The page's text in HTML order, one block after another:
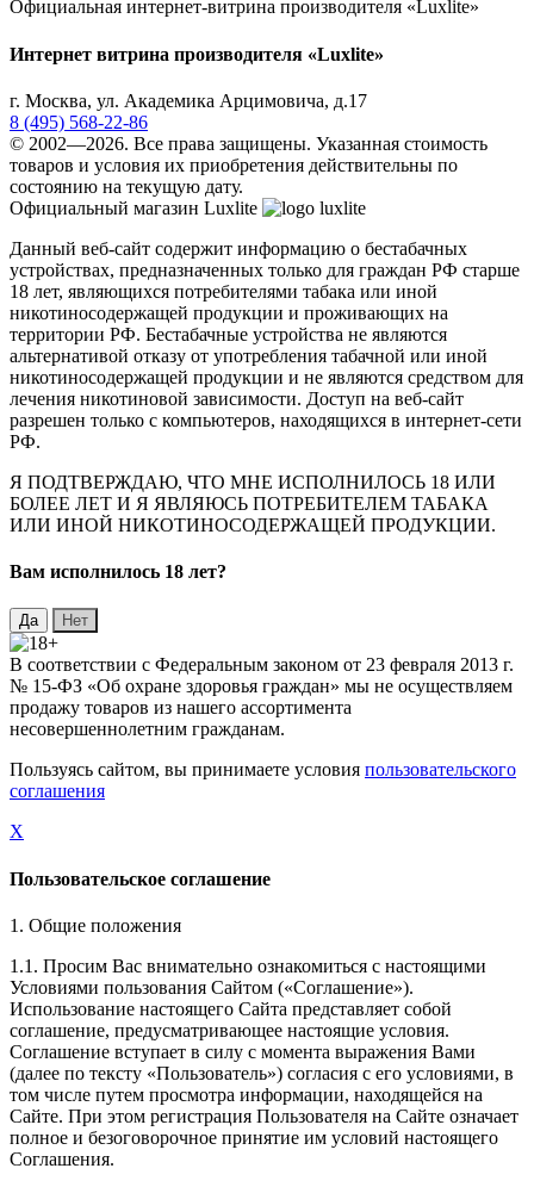
Официальная интернет-витрина производителя «Luxlite»
Интернет витрина производителя «Luxlite»
г. Москва, ул. Академика Арцимовича, д.17
8 (495) 568-22-86
© 2002—2026. Все права защищены. Указанная стоимость
товаров и условия их приобретения действительны по
состоянию на текущую дату.
Официальный магазин Luxlite
Данный веб-сайт содержит информацию о бестабачных
устройствах, предназначенных только для граждан РФ старше
18 лет, являющихся потребителями табака или иной
никотиносодержащей продукции и проживающих на
территории РФ. Бестабачные устройства не являются
альтернативой отказу от употребления табачной или иной
никотиносодержащей продукции и не являются средством для
лечения никотиновой зависимости. Доступ на веб-сайт
разрешен только с компьютеров, находящихся в интернет-сети
РФ.
Я ПОДТВЕРЖДАЮ, ЧТО МНЕ ИСПОЛНИЛОСЬ 18 ИЛИ
БОЛЕЕ ЛЕТ И Я ЯВЛЯЮСЬ ПОТРЕБИТЕЛЕМ ТАБАКА
ИЛИ ИНОЙ НИКОТИНОСОДЕРЖАЩЕЙ ПРОДУКЦИИ.
Вaм исполнилось 18 лет?
В соответствии с Федеральным законом от 23 февраля 2013 г.
№ 15-ФЗ «Об охране здоровья граждан» мы не осуществляем
продажу товаров из нашего ассортимента
несовершеннолетним гражданам.
Пользуясь сайтом, вы принимаете условия пользовательского
соглашения
X
Пользовательское соглашение
1. Общие положения
1.1. Просим Вас внимательно ознакомиться с настоящими
Условиями пользования Сайтом («Соглашение»).
Использование настоящего Сайта представляет собой
соглашение, предусматривающее настоящие условия.
Соглашение вступает в силу с момента выражения Вами
(далее по тексту «Пользователь») согласия с его условиями, в
том числе путем просмотра информации, находящейся на
Сайте. При этом регистрация Пользователя на Сайте означает
полное и безоговорочное принятие им условий настоящего
Соглашения.